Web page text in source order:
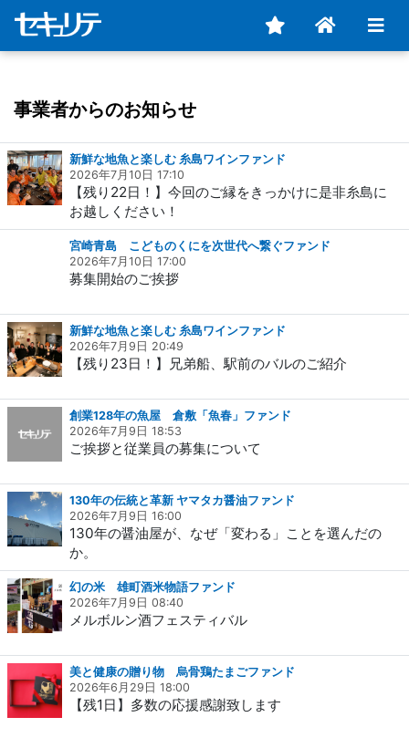
事業者からのお知らせ
新鮮な地魚と楽しむ 糸島ワインファンド
2026年7月10日 17:10
【残り22日！】今回のご縁をきっかけに是非糸島に
お越しください！
宮崎青島 こどものくにを次世代へ繋ぐファンド
2026年7月10日 17:00
募集開始のご挨拶
新鮮な地魚と楽しむ 糸島ワインファンド
2026年7月9日 20:49
【残り23日！】兄弟船、駅前のバルのご紹介
創業128年の魚屋 倉敷「魚春」ファンド
2026年7月9日 18:53
ご挨拶と従業員の募集について
130年の伝統と革新 ヤマタカ醤油ファンド
2026年7月9日 16:00
130年の醤油屋が、なぜ「変わる」ことを選んだの
か。
幻の米 雄町酒米物語ファンド
2026年7月9日 08:40
メルボルン酒フェスティバル
美と健康の贈り物 烏骨鶏たまごファンド
2026年6月29日 18:00
【残1日】多数の応援感謝致します